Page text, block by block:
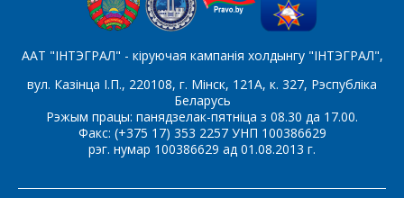
ААТ "ІНТЭГРАЛ" - кіруючая кампанія холдынгу "ІНТЭГРАЛ",
вул. Казінца І.П., 220108, г. Мінск, 121А, к. 327, Рэспубліка
Беларусь
Рэжым працы: панядзелак-пятніца з 08.30 да 17.00.
Факс: (+375 17) 353 2257 УНП 100386629
рэг. нумар 100386629 ад 01.08.2013 г.